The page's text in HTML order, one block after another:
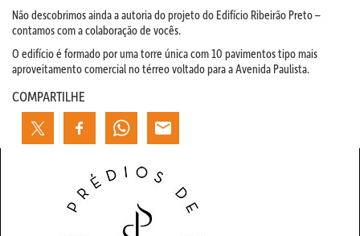
Não descobrimos ainda a autoria do projeto do Edifício Ribeirão Preto –
contamos com a colaboração de vocês.
O edifício é formado por uma torre única com 10 pavimentos tipo mais
aproveitamento comercial no térreo voltado para a Avenida Paulista.
COMPARTILHE